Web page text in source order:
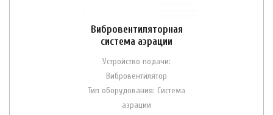
Вибровентиляторная
система аэрации
Устройство подачи:
Вибровентилятор
Тип оборудования: Система
аэрации